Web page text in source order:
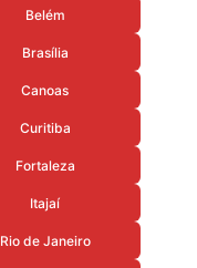
Belém
Brasília
Canoas
Curitiba
Fortaleza
Itajaí
Rio de Janeiro